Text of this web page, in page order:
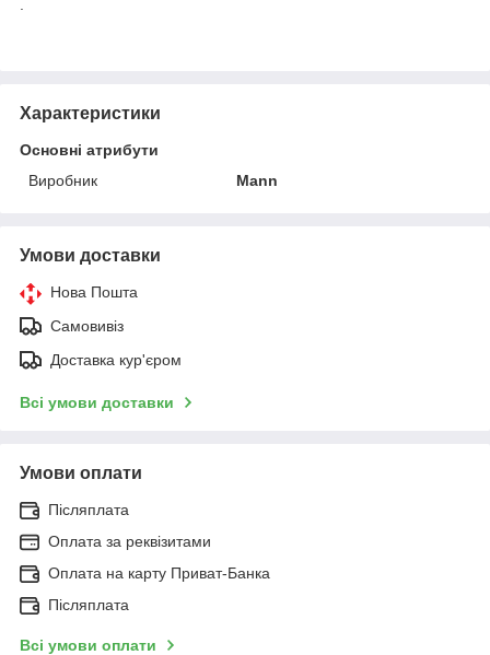
Характеристики
Основні атрибути
Виробник
Mann
Умови доставки
Нова Пошта
Самовивіз
Доставка кур'єром
Всі умови доставки
Умови оплати
Післяплата
Оплата за реквізитами
Оплата на карту Приват-Банка
Післяплата
Всі умови оплати